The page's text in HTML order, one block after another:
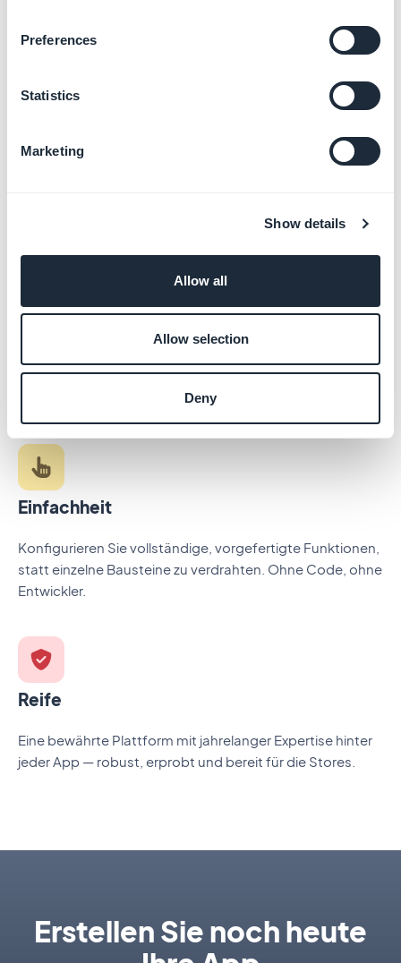
Preferences
Statistics
Marketing
Show details
Allow all
Allow selection
Deny
Ein echtes Design System, nicht nur Vorlagen — damit
Alles-in-einem
Zahlungen — alles integriert und inklusive. Eine
Oberfläche, eine Rechnung.
Einfachheit
Konfigurieren Sie vollständige, vorgefertigte Funktionen,
statt einzelne Bausteine zu verdrahten. Ohne Code, ohne
Entwickler.
Reife
Eine bewährte Plattform mit jahrelanger Expertise hinter
jeder App — robust, erprobt und bereit für die Stores.
Erstellen Sie noch heute